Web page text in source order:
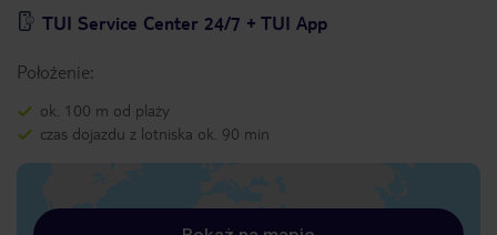
TUI Service Center 24/7 + TUI App
Położenie:
ok. 100 m od plaży
czas dojazdu z lotniska ok. 90 min